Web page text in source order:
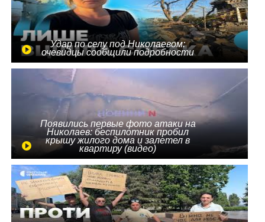
Удар по селу под Николаевом:
очевидцы сообщили подробности
Появились первые фото атаки на
Николаев: беспилотник пробил
крышу жилого дома и залетел в
квартиру (видео)